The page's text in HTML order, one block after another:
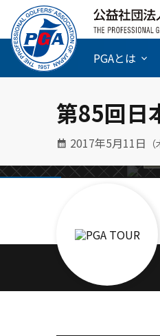
PGAとは
第85回日
2017年5月11日
分を熊